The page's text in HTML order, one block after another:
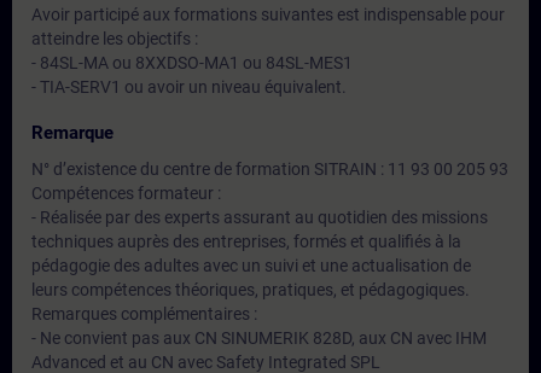
Avoir participé aux formations suivantes est indispensable pour
atteindre les objectifs :
- 84SL-MA ou 8XXDSO-MA1 ou 84SL-MES1
- TIA-SERV1 ou avoir un niveau équivalent.
Remarque
N° d’existence du centre de formation SITRAIN : 11 93 00 205 93
Compétences formateur :
- Réalisée par des experts assurant au quotidien des missions
techniques auprès des entreprises, formés et qualifiés à la
pédagogie des adultes avec un suivi et une actualisation de
leurs compétences théoriques, pratiques, et pédagogiques.
Remarques complémentaires :
- Ne convient pas aux CN SINUMERIK 828D, aux CN avec IHM
Advanced et au CN avec Safety Integrated SPL